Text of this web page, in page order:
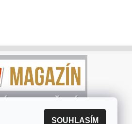
SOUHLASÍM